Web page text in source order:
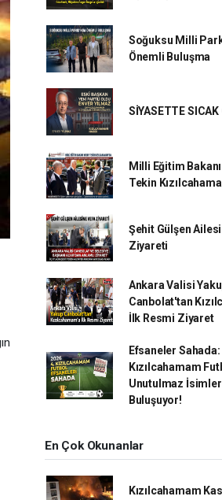
Soğuksu Milli
Önemli Buluşma
SİYASETTE SICAK
Milli Eğitim
Tekin
Şehit Gülşen
Ziyareti
Ankara Valisi
Canbolat'tan
İlk Resmi Ziyaret
Efsaneler Sahada:
Kızılcahamam
Unutulmaz
Buluşuyor!
En Çok Okunanlar
Kızılcahamam